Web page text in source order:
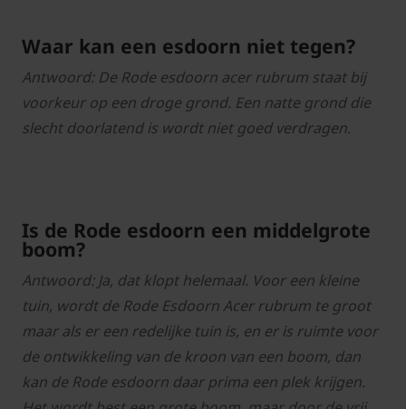
Waar kan een esdoorn niet tegen?
Antwoord: De Rode esdoorn acer rubrum staat bij
voorkeur op een droge grond. Een natte grond die
slecht doorlatend is wordt niet goed verdragen.
Is de Rode esdoorn een middelgrote
boom?
Antwoord: Ja, dat klopt helemaal. Voor een kleine
tuin, wordt de Rode Esdoorn Acer rubrum te groot
maar als er een redelijke tuin is, en er is ruimte voor
de ontwikkeling van de kroon van een boom, dan
kan de Rode esdoorn daar prima een plek krijgen.